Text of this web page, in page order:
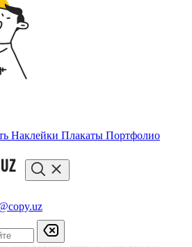
Наклейки Плакаты Портфолио